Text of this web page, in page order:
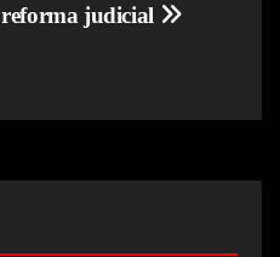
reforma judicial